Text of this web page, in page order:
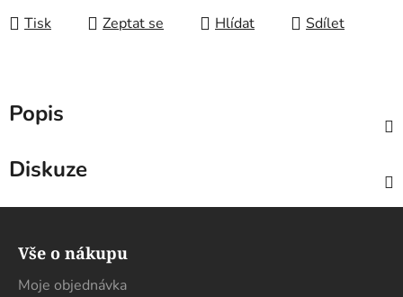
Tisk Zeptat se Hlídat Sdílet
Popis
Diskuze
Vše o nákupu
Moje objednávka